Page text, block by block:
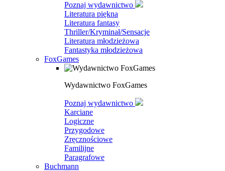
Poznaj wydawnictwo
Literatura piękna
Literatura fantasy
Thriller/Kryminał/Sensacje
Literatura młodzieżowa
Fantastyka młodzieżowa
FoxGames
Wydawnictwo FoxGames
Poznaj wydawnictwo
Karciane
Logiczne
Przygodowe
Zręcznościowe
Familijne
Paragrafowe
Buchmann